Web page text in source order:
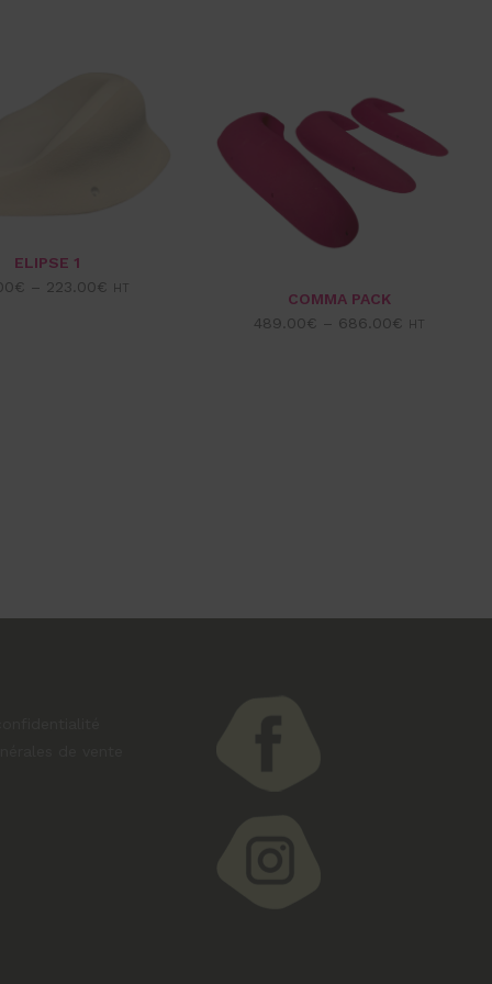
ELIPSE 1
€ – 223.00€ HT
COMMA PACK
489.00€ – 686.00€ HT